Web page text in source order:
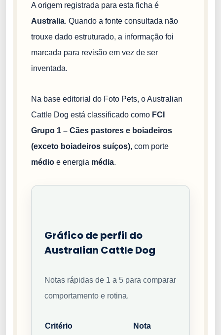
A origem registrada para esta ficha é
Australia. Quando a fonte consultada não
trouxe dado estruturado, a informação foi
marcada para revisão em vez de ser
inventada.
Na base editorial do Foto Pets, o Australian
Cattle Dog está classificado como FCI
Grupo 1 – Cães pastores e boiadeiros
(exceto boiadeiros suíços), com porte
médio e energia média.
Gráfico de perfil do
Australian Cattle Dog
Notas rápidas de 1 a 5 para comparar
comportamento e rotina.
Critério
Nota